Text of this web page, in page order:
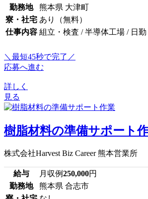
勤務地
熊本県 大津町
寮・社宅 あり（無料）
仕事内容 組立・検査 / 半導体工場 / 日勤
＼最短45秒で完了／
応募へ進む
詳しく
見る
樹脂材料の準備サポート
株式会社Harvest Biz Career 熊本営業所
給与 月収例250,000円
勤務地
熊本県 合志市